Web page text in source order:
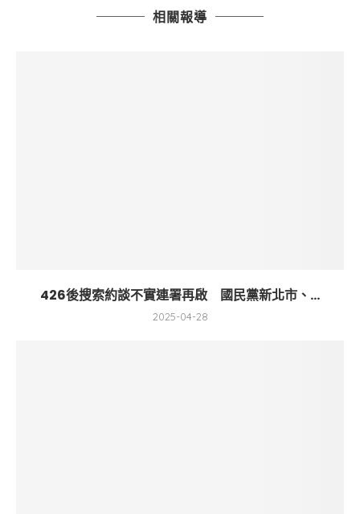
相關報導
426後搜索約談不實連署再啟 國民黨新北市、...
2025-04-28